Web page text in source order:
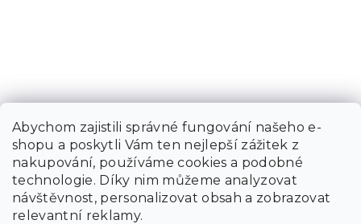
Abychom zajistili správné fungování našeho e-
shopu a poskytli Vám ten nejlepší zážitek z
nakupování, používáme cookies a podobné
technologie. Díky nim můžeme analyzovat
návštěvnost, personalizovat obsah a zobrazovat
relevantní reklamy.